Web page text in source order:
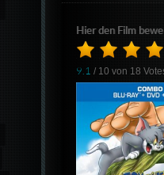
Hier den Film
9.1 / 10 von 18